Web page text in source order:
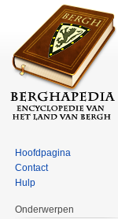
Hoofdpagina
Contact
Hulp
Onderwerpen